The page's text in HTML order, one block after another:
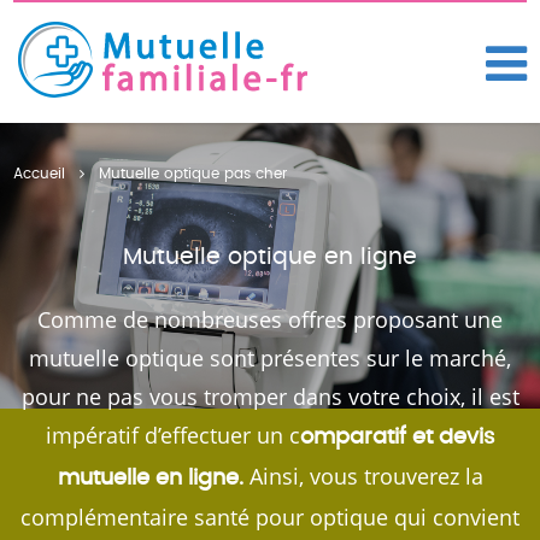
Accueil Mutuelle optique pas cher
Mutuelle optique en ligne
Comme de nombreuses offres proposant une
mutuelle optique sont présentes sur le marché,
pour ne pas vous tromper dans votre choix, il est
impératif d’effectuer un comparatif et devis
mutuelle en ligne.Ainsi, vous trouverez la
complémentaire santé pour optique qui convient